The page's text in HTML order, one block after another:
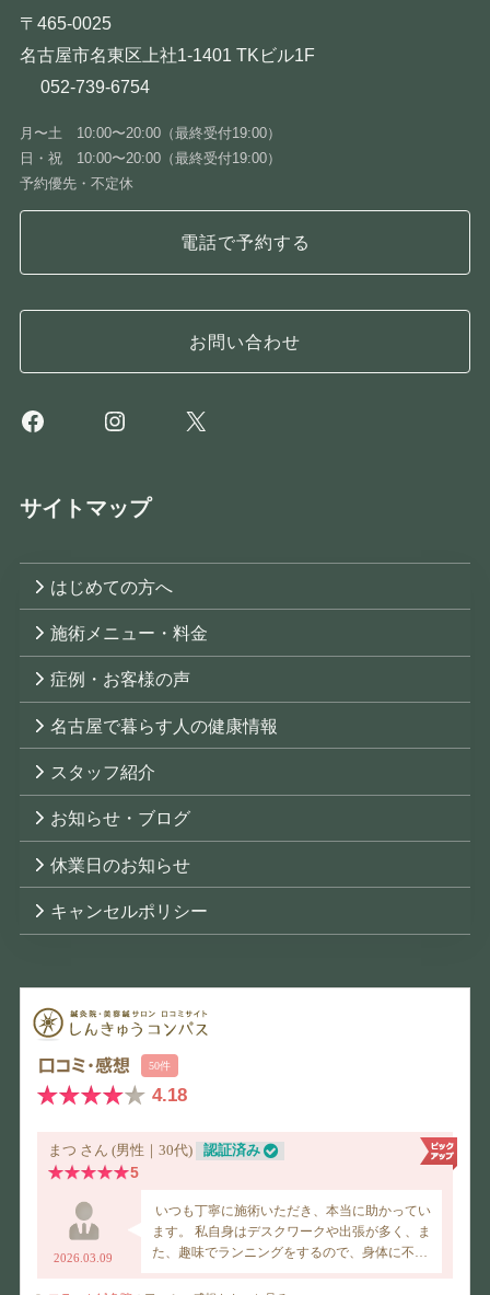
〒465-0025
名古屋市名東区上社1-1401 TKビル1F
052-739-6754
月〜土 10:00〜20:00（最終受付19:00）
日・祝 10:00〜20:00（最終受付19:00）
予約優先・不定休
電話で予約する
お問い合わせ
FacebookInstagram
X
サイトマップ
はじめての方へ
施術メニュー・料金
症例・お客様の声
名古屋で暮らす人の健康情報
スタッフ紹介
お知らせ・ブログ
休業日のお知らせ
キャンセルポリシー